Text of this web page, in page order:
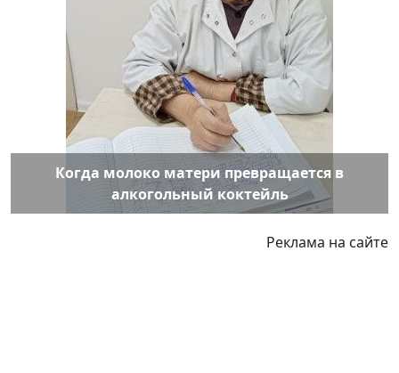
Когда молоко матери превращается в
алкогольный коктейль
Реклама на сайте